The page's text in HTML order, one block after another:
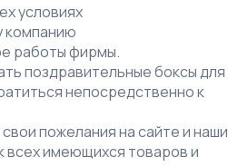
условиях
компанию
работы фирмы.
поздравительные боксы для
непосредственно к
пожелания на сайте и наши
всех имеющихся товаров и